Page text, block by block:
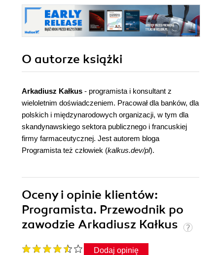
O autorze książki
Arkadiusz Kałkus - programista i konsultant z
wieloletnim doświadczeniem. Pracował dla banków, dla
polskich i międzynarodowych organizacji, w tym dla
skandynawskiego sektora publicznego i francuskiej
firmy farmaceutycznej. Jest autorem bloga
Programista też człowiek (kalkus.dev/pl).
Oceny i opinie klientów:
Programista. Przewodnik po
zawodzie Arkadiusz Kałkus
Dodaj opinię